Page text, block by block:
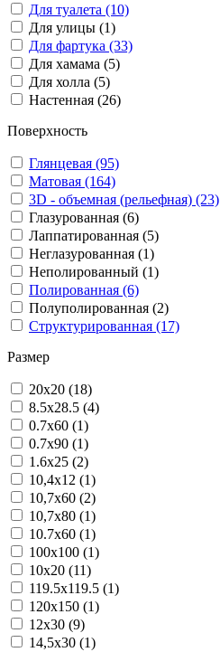
Для туалета (10)
Для улицы (1)
Для фартука (33)
Для хамама (5)
Для холла (5)
Настенная (26)
Поверхность
Глянцевая (95)
Матовая (164)
3D - объемная (рельефная) (23)
Глазурованная (6)
Лаппатированная (5)
Неглазурованная (1)
Неполированный (1)
Полированная (6)
Полуполированная (2)
Структурированная (17)
Размер
20x20 (18)
8.5x28.5 (4)
0.7x60 (1)
0.7x90 (1)
1.6x25 (2)
10,4x12 (1)
10,7x60 (2)
10,7x80 (1)
10.7x60 (1)
100x100 (1)
10x20 (11)
119.5x119.5 (1)
120x150 (1)
12x30 (9)
14,5x30 (1)